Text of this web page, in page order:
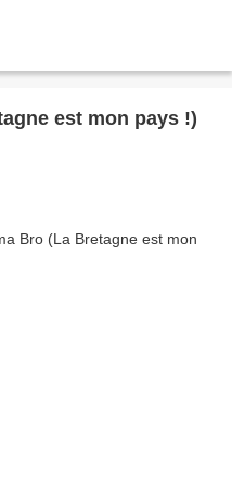
est mon pays !)